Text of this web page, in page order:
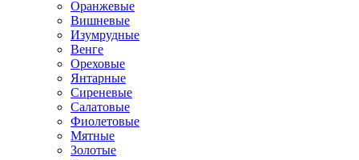
Оранжевые
Вишневые
Изумрудные
Венге
Ореховые
Янтарные
Сиреневые
Салатовые
Фиолетовые
Мятные
Золотые